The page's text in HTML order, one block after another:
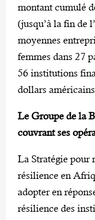
montant cumulé
(jusqu’à la fin de
moyennes
femmes dans 27
56 institutions
dollars
Le Groupe de la
couvrant ses
La Stratégie pour
résilience en
adopter en
résilience des